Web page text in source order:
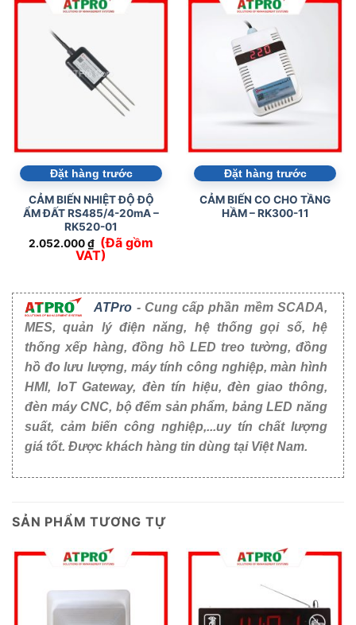
Đặt hàng trước
CẢM BIẾN NHIỆT ĐỘ ĐỘ
ẨM ĐẤT RS485/4-20mA –
RK520-01
2.052.000₫ (Đã gồm
VAT)
Đặt hàng trước
CẢM BIẾN CO CHO TẦNG
HẦM – RK300-11
ATPro - Cung cấp phần mềm SCADA,
MES, quản lý điện năng, hệ thống gọi số, hệ
thống xếp hàng, đồng hồ LED treo tường, đồng
hồ đo lưu lượng, máy tính công nghiệp, màn hình
HMI, IoT Gateway, đèn tín hiệu, đèn giao thông,
đèn máy CNC, bộ đếm sản phẩm, bảng LED năng
suất, cảm biến công nghiệp,...uy tín chất lượng
giá tốt. Được khách hàng tin dùng tại Việt Nam.
SẢN PHẨM TƯƠNG TỰ